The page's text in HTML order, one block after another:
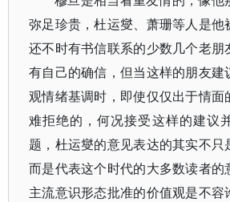
弥足珍贵，杜运燮、萧珊等人是他
还不时有书信联系的少数几个老朋
有自己的确信，但当这样的朋友建
观情绪基调时，即使仅仅出于情面
难拒绝的，何况接受这样的建议
题，杜运燮的意见表达的其实不只
而是代表这个时代的大多数读者的
主流意识形态批准的价值观是不容